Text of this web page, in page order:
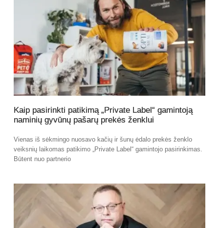
Kaip pasirinkti patikimą „Private Label“ gamintoją
naminių gyvūnų pašarų prekės ženklui
Vienas iš sėkmingo nuosavo kačių ir šunų ėdalo prekės ženklo
veiksnių laikomas patikimo „Private Label“ gamintojo pasirinkimas.
Būtent nuo partnerio